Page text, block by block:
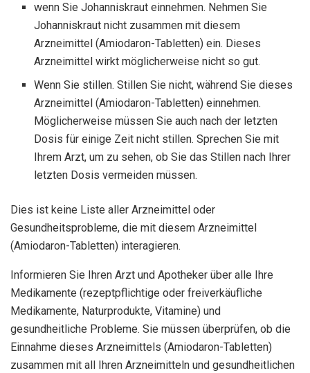
wenn Sie Johanniskraut einnehmen. Nehmen Sie
Johanniskraut nicht zusammen mit diesem
Arzneimittel (Amiodaron-Tabletten) ein. Dieses
Arzneimittel wirkt möglicherweise nicht so gut.
Wenn Sie stillen. Stillen Sie nicht, während Sie dieses
Arzneimittel (Amiodaron-Tabletten) einnehmen.
Möglicherweise müssen Sie auch nach der letzten
Dosis für einige Zeit nicht stillen. Sprechen Sie mit
Ihrem Arzt, um zu sehen, ob Sie das Stillen nach Ihrer
letzten Dosis vermeiden müssen.
Dies ist keine Liste aller Arzneimittel oder
Gesundheitsprobleme, die mit diesem Arzneimittel
(Amiodaron-Tabletten) interagieren.
Informieren Sie Ihren Arzt und Apotheker über alle Ihre
Medikamente (rezeptpflichtige oder freiverkäufliche
Medikamente, Naturprodukte, Vitamine) und
gesundheitliche Probleme. Sie müssen überprüfen, ob die
Einnahme dieses Arzneimittels (Amiodaron-Tabletten)
zusammen mit all Ihren Arzneimitteln und gesundheitlichen